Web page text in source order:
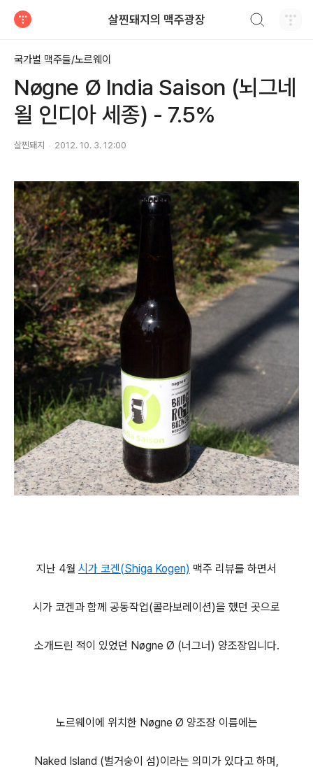
살찐돼지의 맥주광장
국가별 맥주들/노르웨이
Nøgne Ø India Saison (뇌그네
욀 인디아 세종) - 7.5%
살찐돼지 2012. 10. 3. 12:00
지난 4월 시가 코겐(Shiga Kogen) 맥주 리뷰를 하면서
시가 코겐과 함께 공동작업(콜라보레이션)을 했던 곳으로
소개드린 적이 있었던 Nøgne Ø (너그너) 양조장입니다.
노르웨이에 위치한 Nøgne Ø 양조장 이름에는
Naked Island (벌거숭이 섬)이라는 의미가 있다고 하며,